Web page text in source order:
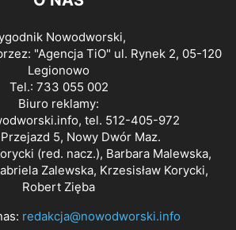
Nowodworski,
"Agencja TiO" ul. Rynek 2, 05-120
Legionowo
Tel.: 733 055 002
Biuro reklamy:
, tel. 512-405-972
5, Nowy Dwór Maz.
(red. nacz.), Barbara Malewska,
Zalewska, Krzesisław Korycki,
Robert Zięba
redakcja@nowodworski.info